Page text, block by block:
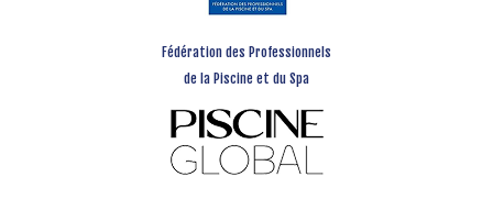
Fédération des Professionnels
de la Piscine et du Spa